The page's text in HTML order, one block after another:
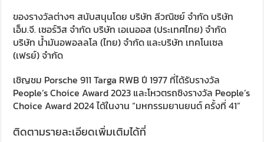
ของรางวัลต่างๆ สนับสนุนโดย บริษัท ลีวณิชย์ จำกัด บริษัท
เอ็ม.จี. เซอร์วิส จำกัด บริษัท เอเนออส (ประเทศไทย) จำกัด
บริษัท น้ำมันอพอลลโล (ไทย) จำกัด และบริษัท เทคโนเซล
(เฟรย์) จำกัด
เชิญชม Porsche 911 Targa RWB ปี 1977 ที่ได้รับรางวัล
People’s Choice Award 2023 และโหวตรถชิงรางวัล People’s
Choice Award 2024 ได้ในงาน “มหกรรมยานยนต์ ครั้งที่ 41”
ติดตามรายละเอียดเพิ่มเติมได้ที่